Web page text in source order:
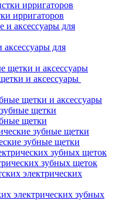
ирригаторов
для
и аксессуары
щетки и аксессуары
щетки
зубные щетки
зубных щеток
электрических зубных